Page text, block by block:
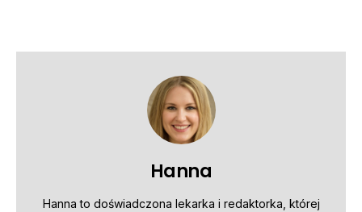
Hanna
Hanna to doświadczona lekarka i redaktorka, której